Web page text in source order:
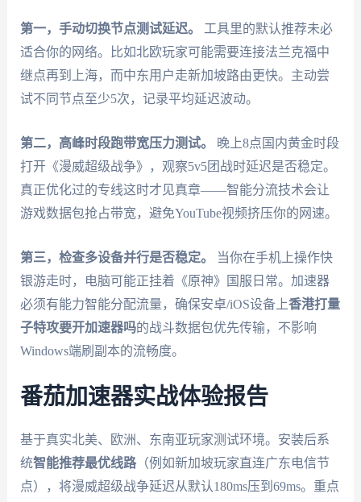
第一，手动切换节点测试延迟。
工具里的默认推荐未必
适合你的网络。比如北欧玩家可能需要连接法兰克福中
继点再到上海，而中东用户走新加坡路由更快。主动尝
试不同节点至少5次，记录平均延迟波动。
第二，高峰时段跑带宽压力测试。
晚上8点国内黄金时段
打开《漫威超级战争》，观察5v5团战时延迟是否稳定。
真正优化过的专线这时才见真章——智能分流技术会让
游戏数据包抢占带宽，避免YouTube视频挤压你的网速。
第三，检查多设备并行是否稳定。
当你在手机上操作快
银游走时，电脑可能正挂着《原神》国服日常。加速器
必须有能力智能分配流量，确保安卓/iOS设备上香港打量
子特攻要开加速器吗的战斗数据包优先传输，不影响
Windows端刷副本的流畅度。
番茄加速器实战体验报告
基于真实北美、欧洲、东南亚玩家测试环境。安装后系
统智能推荐最优线路（例如新加坡玩家直连广东电信节
点），将漫威超级战争延迟从默认180ms压到69ms。重点